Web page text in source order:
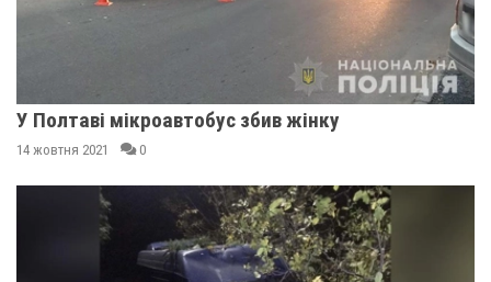
У Полтаві мікроавтобус збив жінку
14 жовтня 2021 0